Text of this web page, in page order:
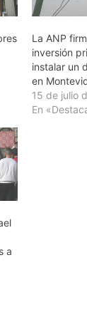
La ANP
inversión
instalar un
en
15 de julio
En
a